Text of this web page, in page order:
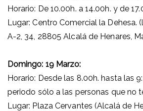
Horario: De 10.00h. a 14.00h. y de
Lugar: Centro Comercial la Dehesa.
A-2, 34, 28805 Alcalá de Henares,
Domingo: 19 Marzo:
Horario: Desde las 8.00h. hasta las
periodo sólo a las personas que no
Lugar: Plaza Cervantes (Alcalá de